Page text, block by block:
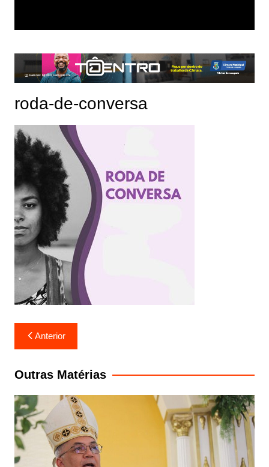
roda-de-conversa
Navegação
de
Post
Anterior
Outras Matérias